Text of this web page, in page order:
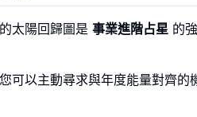
太陽回歸圖是 事業進階占星 的
可以主動尋求與年度能量對齊的